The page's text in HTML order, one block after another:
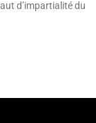
d’impartialité du